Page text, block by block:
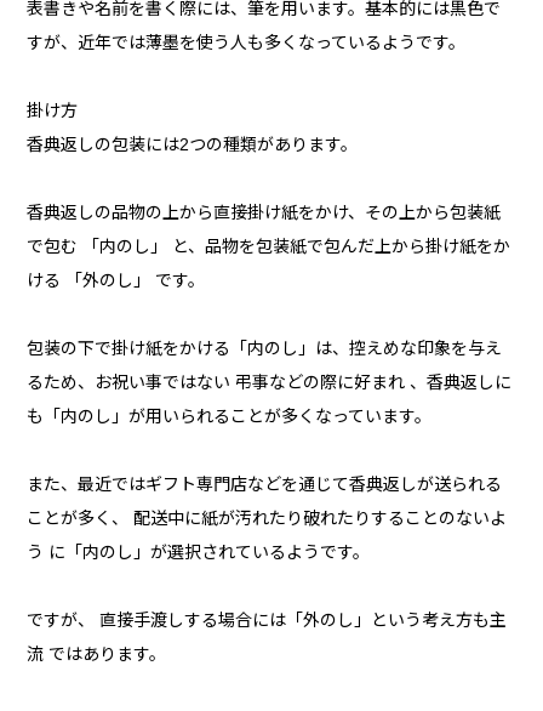
表書きや名前を書く際には、筆を用います。基本的には黒色で
すが、近年では薄墨を使う人も多くなっているようです。
掛け方
香典返しの包装には2つの種類があります。
香典返しの品物の上から直接掛け紙をかけ、その上から包装紙
で包む 「内のし」 と、品物を包装紙で包んだ上から掛け紙をか
ける 「外のし」 です。
包装の下で掛け紙をかける「内のし」は、控えめな印象を与え
るため、お祝い事ではない 弔事などの際に好まれ 、香典返しに
も「内のし」が用いられることが多くなっています。
また、最近ではギフト専門店などを通じて香典返しが送られる
ことが多く、 配送中に紙が汚れたり破れたりすることのないよ
う に「内のし」が選択されているようです。
ですが、 直接手渡しする場合には「外のし」という考え方も主
流 ではあります。